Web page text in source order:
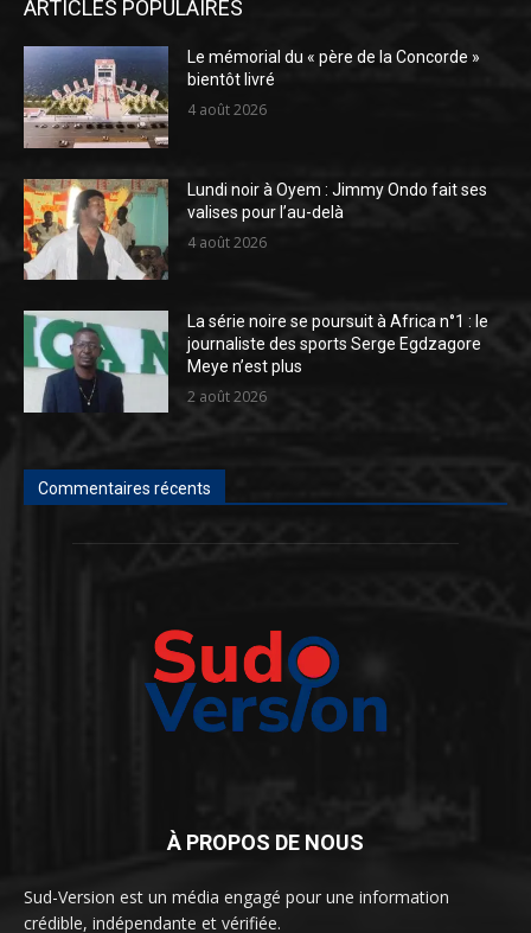
ARTICLES POPULAIRES
Le mémorial du « père de la Concorde »
bientôt livré
4 août 2026
Lundi noir à Oyem : Jimmy Ondo fait ses
valises pour l’au-delà
4 août 2026
La série noire se poursuit à Africa n°1 : le
journaliste des sports Serge Egdzagore
Meye n’est plus
2 août 2026
Commentaires récents
À PROPOS DE NOUS
Sud-Version est un média engagé pour une information
crédible, indépendante et vérifiée.